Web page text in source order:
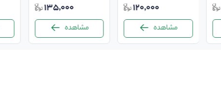
120,000
مشاهده
135,000
مشاهده